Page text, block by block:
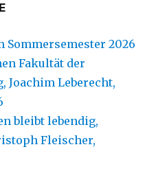
2026
Fakultät der
Joachim Leberecht,
bleibt lebendig,
Fleischer,